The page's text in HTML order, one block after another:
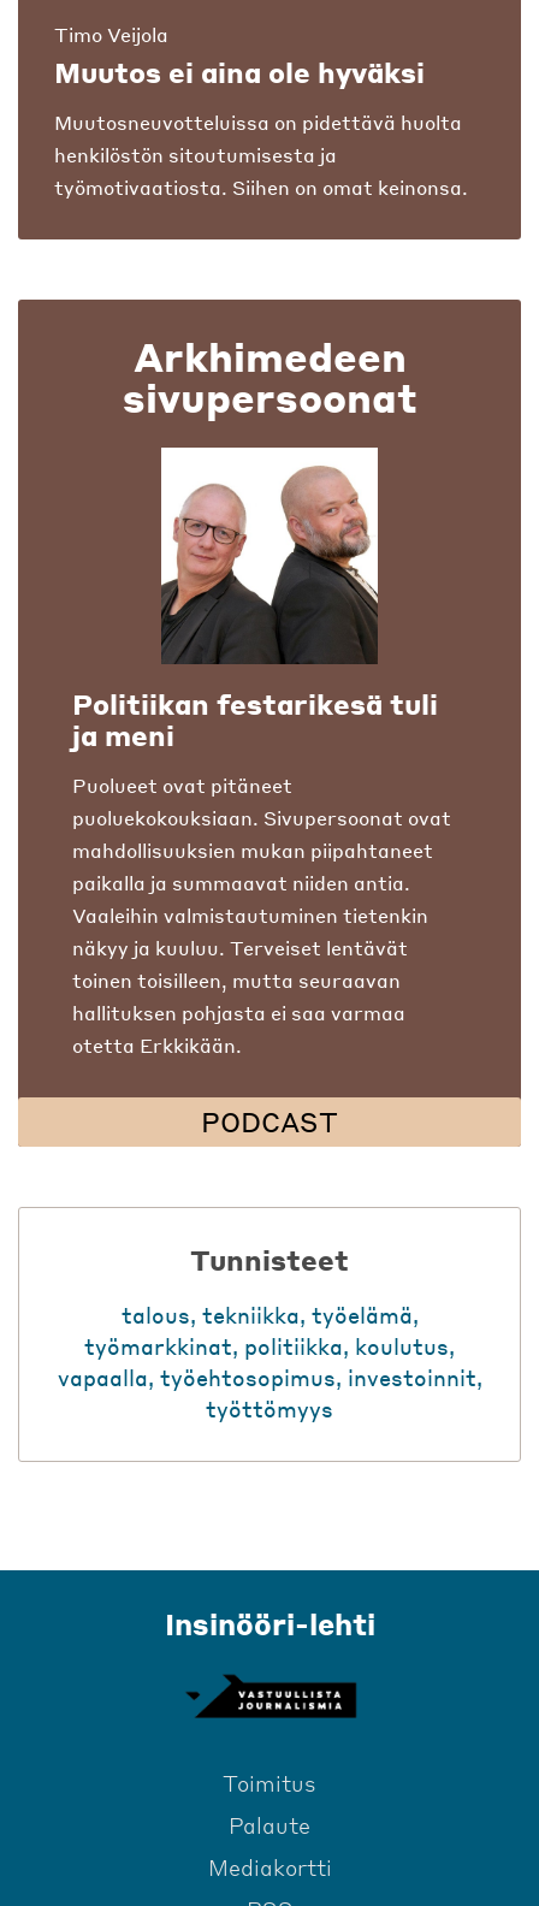
Timo Veijola
Muutos ei aina ole hyväksi
Muutosneuvotteluissa on pidettävä huolta
henkilöstön sitoutumisesta ja
työmotivaatiosta. Siihen on omat keinonsa.
Arkhimedeen
sivupersoonat
Politiikan festarikesä tuli
ja meni
Puolueet ovat pitäneet
puoluekokouksiaan. Sivupersoonat ovat
mahdollisuuksien mukan piipahtaneet
paikalla ja summaavat niiden antia.
Vaaleihin valmistautuminen tietenkin
näkyy ja kuuluu. Terveiset lentävät
toinen toisilleen, mutta seuraavan
hallituksen pohjasta ei saa varmaa
otetta Erkkikään.
PODCAST
Tunnisteet
talous, tekniikka, työelämä,
työmarkkinat, politiikka, koulutus,
vapaalla, työehtosopimus, investoinnit,
työttömyys
Insinööri-lehti
Toimitus
Palaute
Mediakortti